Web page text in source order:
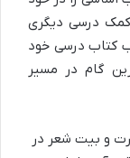
درسی دیگری
کتاب درسی خود
گام در مسیر
و بیت شعر در